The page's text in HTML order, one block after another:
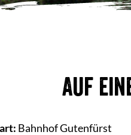
Auf
Bahnhof Gutenfürst